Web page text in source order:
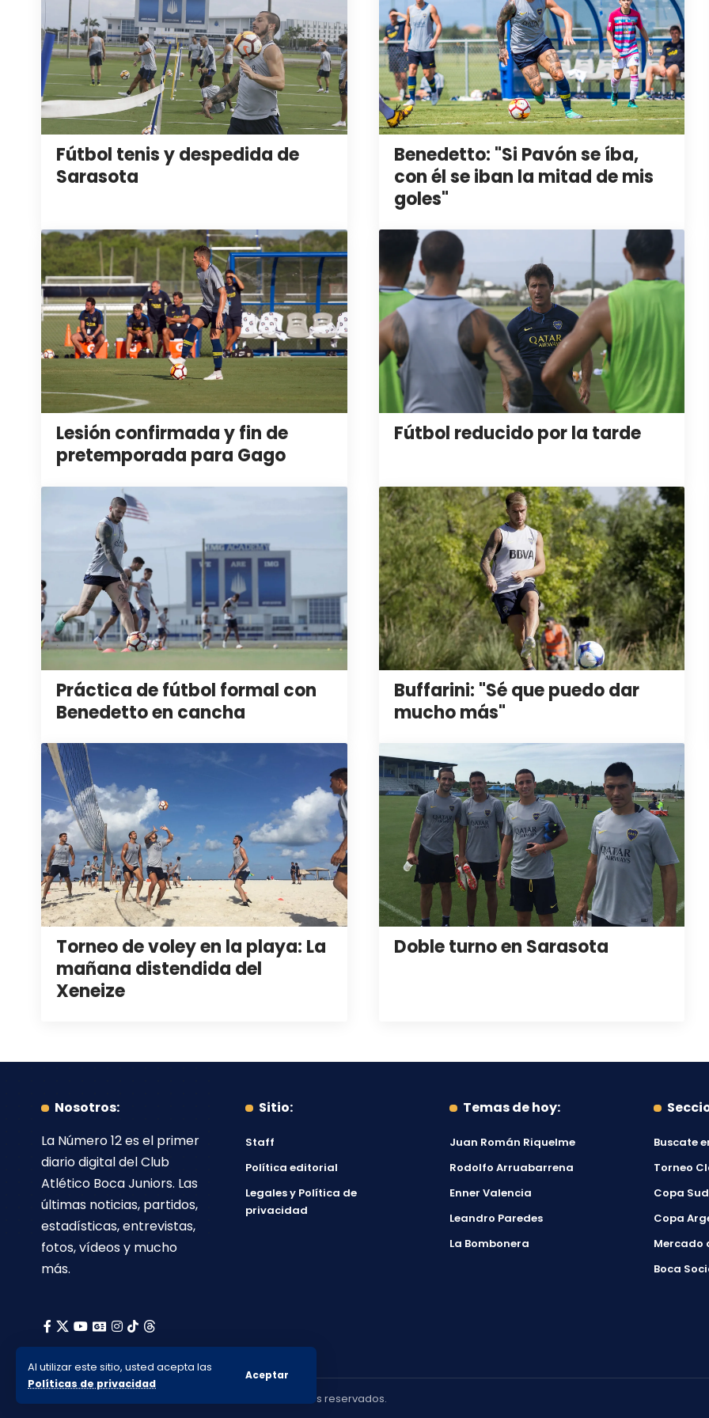
Al utilizar este sitio, usted acepta las
Políticas de privacidad
Aceptar
Fútbol tenis y despedida de
Sarasota
Benedetto: "Si Pavón se íba,
con él se iban la mitad de mis
goles"
Lesión confirmada y fin de
pretemporada para Gago
Fútbol reducido por la tarde
Práctica de fútbol formal con
Benedetto en cancha
Buffarini: "Sé que puedo dar
mucho más"
Torneo de voley en la playa: La
mañana distendida del
Xeneize
Doble turno en Sarasota
Nosotros:
La Número 12es el primer
diario digital delClub
Atlético Boca Juniors. Las
últimas noticias, partidos,
estadísticas, entrevistas,
fotos, vídeos y mucho
más.
Sitio:
Staff
Política editorial
Legales y Política de
privacidad
Temas de hoy:
Juan Román Riquelme
Rodolfo Arruabarrena
Enner Valencia
Leandro Paredes
La Bombonera
Buscate
Torneo
Copa
Copa
Mercado
Boca
© 2010-2026 Lanumero12.com.ar - Todos los derechos reservados.